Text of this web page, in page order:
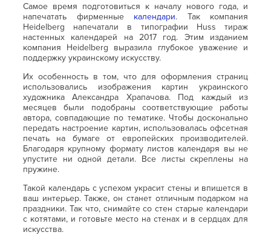
Самое время подготовиться к началу нового года, и
напечатать фирменные календари. Так компания
Heidelberg напечатали в типографии Huss тираж
настенных календарей на 2017 год. Этим изданием
компания Heidelberg выразила глубокое уважение и
поддержку украинскому искусству.
Их особенность в том, что для оформления страниц
использовались изображения картин украинского
художника Александра Храпачова. Под каждый из
месяцев были подобраны соответствующие работы
автора, совпадающие по тематике. Чтобы досконально
передать настроение картин, использовалась офсетная
печать на бумаге от европейских производителей.
Благодаря крупному формату листов календаря вы не
упустите ни одной детали. Все листы скреплены на
пружине.
Такой календарь с успехом украсит стены и впишется в
ваш интерьер. Также, он станет отличным подарком на
праздники. Так что, снимайте со стен старые календари
с котятами, и готовьте место на стенах и в сердцах для
искусства.